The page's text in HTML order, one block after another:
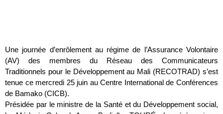
Une journée d’enrôlement au régime de l’Assurance Volontaire
(AV) des membres du Réseau des Communicateurs
Traditionnels pour le Développement au Mali (RECOTRAD) s’est
tenue ce mercredi 25 juin au Centre International de Conférences
de Bamako (CICB).
Présidée par le ministre de la Santé et du Développement social,